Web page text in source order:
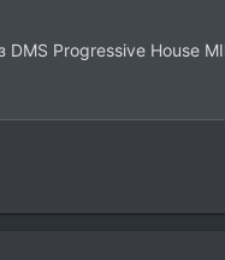
Progressive House